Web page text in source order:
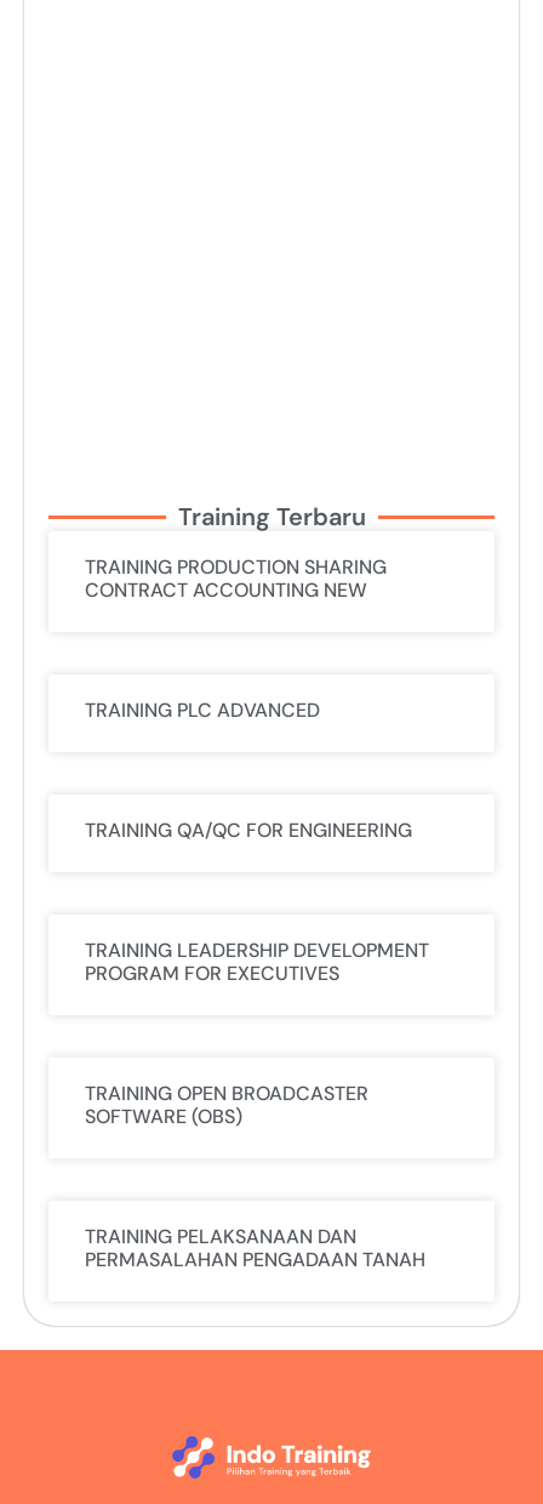
Training Terbaru
TRAINING PRODUCTION SHARING
CONTRACT ACCOUNTING NEW
TRAINING PLC ADVANCED
TRAINING QA/QC FOR ENGINEERING
TRAINING LEADERSHIP DEVELOPMENT
PROGRAM FOR EXECUTIVES
TRAINING OPEN BROADCASTER
SOFTWARE (OBS)
TRAINING PELAKSANAAN DAN
PERMASALAHAN PENGADAAN TANAH